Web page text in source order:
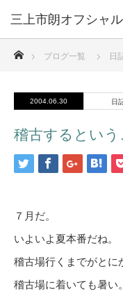
三上市朗オフシャ
ブログ一覧 日
2004.06.30 日
稽古するという
７月だ。
いよいよ夏本番だね。
稽古場行くまでがとに
稽古場に着いても暑い。